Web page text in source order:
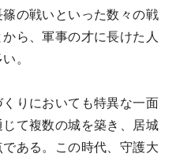
の戦いといった数々の戦
ら、軍事の才に長けた人
。
りにおいても特異な一面
て複数の城を築き、居城
ある。この時代、守護大